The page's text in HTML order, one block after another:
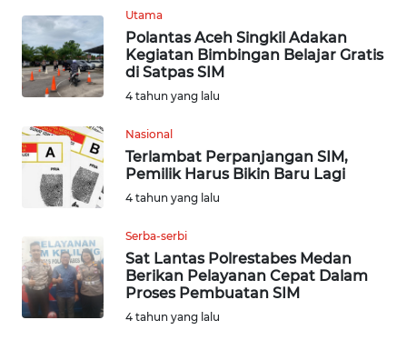
Utama
Polantas Aceh Singkil Adakan
Kegiatan Bimbingan Belajar Gratis
di Satpas SIM
4 tahun yang lalu
Nasional
Terlambat Perpanjangan SIM,
Pemilik Harus Bikin Baru Lagi
4 tahun yang lalu
Serba-serbi
Sat Lantas Polrestabes Medan
Berikan Pelayanan Cepat Dalam
Proses Pembuatan SIM
4 tahun yang lalu
TAPANULI
UTARA
WN
SAMOSIR
WN
PADANG
LAWAS
WN
SUMEDANG
WN
CIANJUR